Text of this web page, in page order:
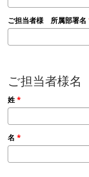
ご担当者様 所属部署名
ご担当者様名
姓
名